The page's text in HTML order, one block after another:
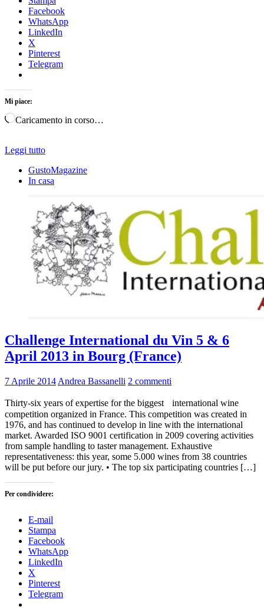
Facebook
WhatsApp
LinkedIn
X
Pinterest
Telegram
Mi piace:
Caricamento in corso…
Leggi tutto
GustoMagazine
In casa
Challenge International du Vin 5 & 6
April 2013 in Bourg (France)
7 Aprile 2014 Andrea Bassanelli 2 commenti
Thirty-six years of expertise for the biggest international wine
competition organized in France. This competition was created in
1976, and has continued to develop in line with the international
market. Awarded ISO 9001 certification in 2009 covering activities
from sample handling to taster management. Exhaustive
representativeness: this year, some 5.000 wines from 38 countries
will be put before our jury. • The top six participating countries […]
Per condividere:
E-mail
Stampa
Facebook
WhatsApp
LinkedIn
X
Pinterest
Telegram